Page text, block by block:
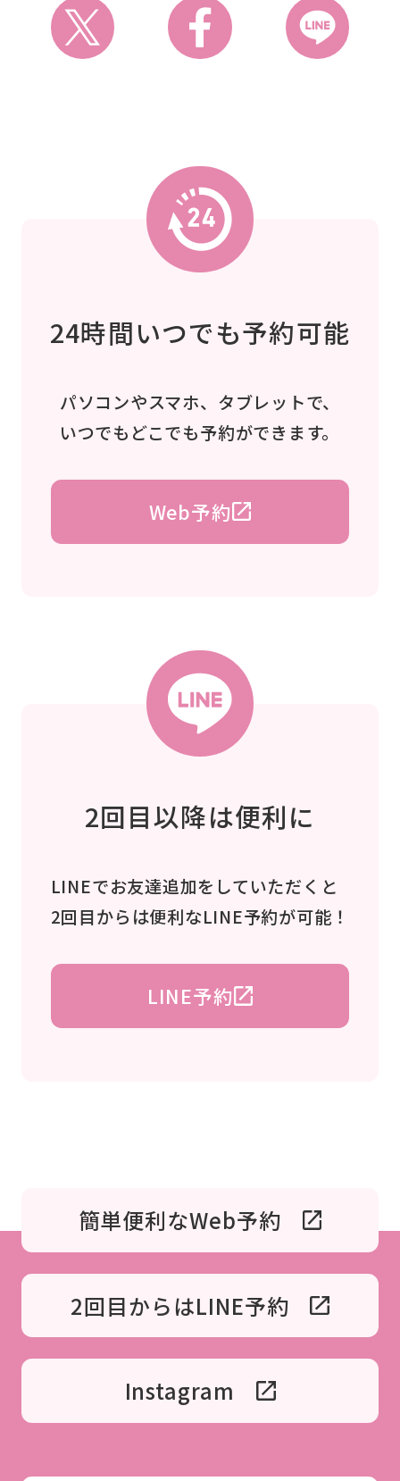
24時間いつでも予約可能
パソコンやスマホ、タブレットで、
いつでもどこでも予約ができます。
Web予約
2回目以降は便利に
LINEでお友達追加をしていただくと
2回目からは便利なLINE予約が可能！
LINE予約
簡単便利なWeb予約
2回目からはLINE予約
Instagram